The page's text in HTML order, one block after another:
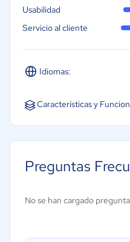
Idiomas:
Español
Usabilidad
Servicio al cliente
Características y
Cálculo de impuesto
Preguntas
No se han cargado